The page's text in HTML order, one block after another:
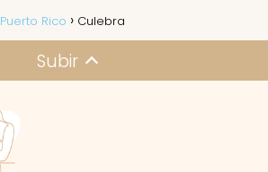
Puerto Rico Culebra
Subir